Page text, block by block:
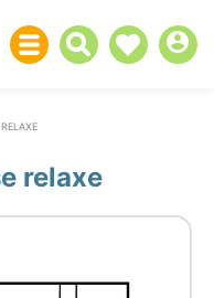
relaxe